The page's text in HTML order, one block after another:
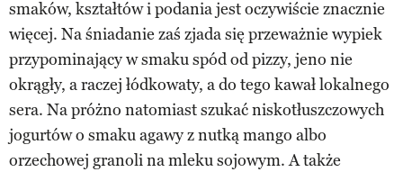
smaków, kształtów i podania jest oczywiście znacznie
więcej. Na śniadanie zaś zjada się przeważnie wypiek
przypominający w smaku spód od pizzy, jeno nie
okrągły, a raczej łódkowaty, a do tego kawał lokalnego
sera. Na próżno natomiast szukać niskotłuszczowych
jogurtów o smaku agawy z nutką mango albo
orzechowej granoli na mleku sojowym. A także